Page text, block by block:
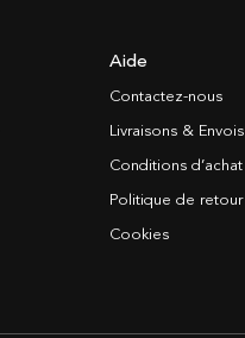
Aide
Contactez-nous
Livraisons & Envois
Conditions d’achat
Politique de retour
Cookies